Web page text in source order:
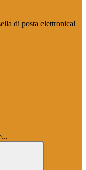
di posta elettronica!